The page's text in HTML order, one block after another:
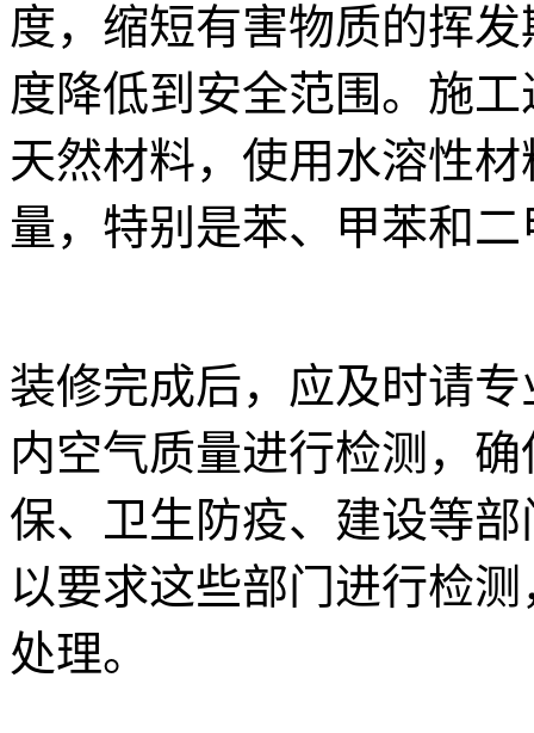
度，缩短有害物质的挥
度降低到安全范围。施
天然材料，使用水溶性
量，特别是苯、甲苯和
装修完成后，应及时请
内空气质量进行检测，
保、卫生防疫、建设等
以要求这些部门进行检
处理。